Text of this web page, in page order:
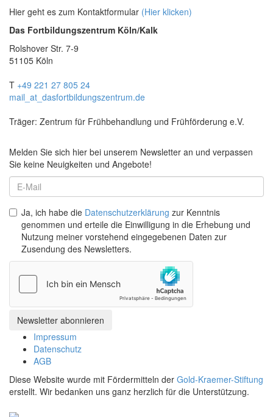
Hier geht es zum Kontaktformular (Hier klicken)
Das Fortbildungszentrum Köln/Kalk
Rolshover Str. 7-9
51105 Köln
T +49 221 27 805 24
mail _at_ dasfortbildungszentrum.de
Träger: Zentrum für Frühbehandlung und Frühförderung e.V.
Melden Sie sich hier bei unserem Newsletter an und verpassen
Sie keine Neuigkeiten und Angebote!
Ja, ich habe die Datenschutzerklärung zur Kenntnis
genommen und erteile die Einwilligung in die Erhebung und
Nutzung meiner vorstehend eingegebenen Daten zur
Zusendung des Newsletters.
Impressum
Datenschutz
AGB
Diese Website wurde mit Fördermitteln der Gold-Kraemer-Stiftung
erstellt. Wir bedanken uns ganz herzlich für die Unterstützung.